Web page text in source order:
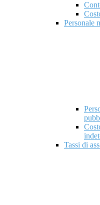
Personale
Tassi di